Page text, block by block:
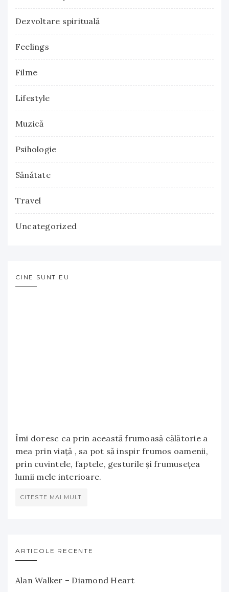
Dezvoltare spirituală
Feelings
Filme
Lifestyle
Muzică
Psihologie
Sănătate
Travel
Uncategorized
CINE SUNT EU
Îmi doresc ca prin această frumoasă călătorie a
mea prin viață , sa pot să inspir frumos oamenii,
prin cuvintele, faptele, gesturile și frumusețea
lumii mele interioare.
CITESTE MAI MULT
ARTICOLE RECENTE
Alan Walker – Diamond Heart